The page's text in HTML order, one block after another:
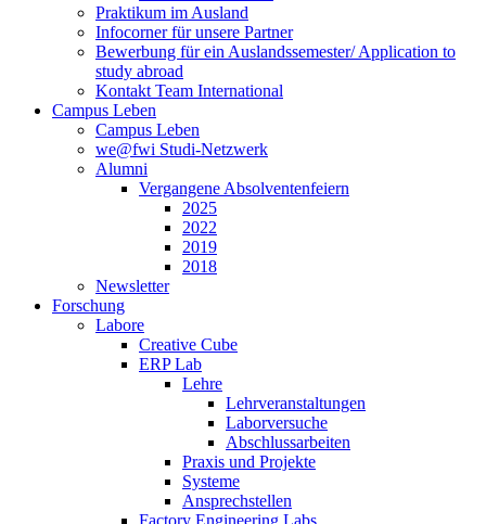
Praktikum im Ausland
Infocorner für unsere Partner
Bewerbung für ein Auslandssemester/ Application to
study abroad
Kontakt Team International
Campus Leben
Campus Leben
we@fwi Studi-Netzwerk
Alumni
Vergangene Absolventenfeiern
2025
2022
2019
2018
Newsletter
Forschung
Labore
Creative Cube
ERP Lab
Lehre
Lehrveranstaltungen
Laborversuche
Abschlussarbeiten
Praxis und Projekte
Systeme
Ansprechstellen
Factory Engineering Labs